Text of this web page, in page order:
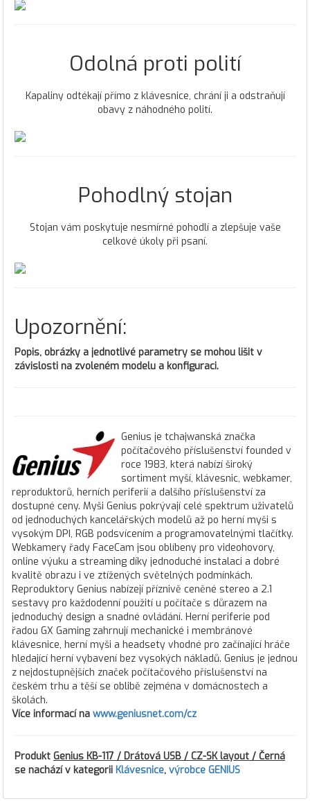
Odolná proti polití
Kapaliny odtékají přímo z klávesnice, chrání ji a odstraňují
obavy z náhodného polití.
Pohodlný stojan
Stojan vám poskytuje nesmírné pohodlí a zlepšuje vaše
celkové úkoly při psaní.
Upozornění:
Popis, obrázky a jednotlivé parametry se mohou lišit v
závislosti na zvoleném modelu a konfiguraci.
Genius je tchajwanská značka
počítačového příslušenství founded v
roce 1983, která nabízí široký
sortiment myší, klávesnic, webkamer,
reproduktorů, herních periferií a dalšího příslušenství za
dostupné ceny. Myši Genius pokrývají celé spektrum uživatelů
od jednoduchých kancelářských modelů až po herní myši s
vysokým DPI, RGB podsvícením a programovatelnými tlačítky.
Webkamery řady FaceCam jsou oblíbeny pro videohovory,
online výuku a streaming díky jednoduché instalaci a dobré
kvalitě obrazu i ve ztížených světelných podmínkách.
Reproduktory Genius nabízejí příznivě ceněné stereo a 2.1
sestavy pro každodenní použití u počítače s důrazem na
jednoduchý design a snadné ovládání. Herní periferie pod
řadou GX Gaming zahrnují mechanické i membránové
klávesnice, herní myši a headsety vhodné pro začínající hráče
hledající herní vybavení bez vysokých nákladů. Genius je jednou
z nejdostupnějších značek počítačového příslušenství na
českém trhu a těší se oblibě zejména v domácnostech a
školách.
Více informací na www.geniusnet.com/cz
Produkt Genius KB-117 / Drátová USB / CZ-SK layout / Černá
se nachází v kategorii Klávesnice, výrobce GENIUS